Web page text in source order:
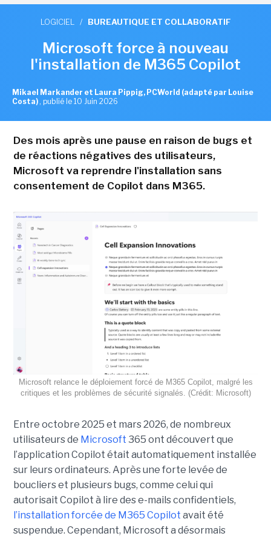
LOGICIEL / BUREAUTIQUE ET COLLABORATIF
Microsoft force à nouveau
l'installation de M365 Copilot
Mikael Markander et Laura Pippig, PCWorld (adapté par Louise
Costa) , publié le 10 Juin 2026
Des mois après une pause en raison de bugs et
de réactions négatives des utilisateurs,
Microsoft va reprendre l'installation sans
consentement de Copilot dans M365.
Microsoft relance le déploiement forcé de M365 Copilot, malgré les
critiques et les problèmes de sécurité signalés. (Crédit: Microsoft)
Entre octobre 2025 et mars 2026, de nombreux
utilisateurs de Microsoft 365 ont découvert que
l’application Copilot était automatiquement installée
sur leurs ordinateurs. Après une forte levée de
boucliers et plusieurs bugs, comme celui qui
autorisait Copilot à lire des e-mails confidentiels,
l’installation forcée de M365 Copilot avait été
suspendue. Cependant, Microsoft a désormais